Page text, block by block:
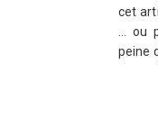
cet
… ou
peine